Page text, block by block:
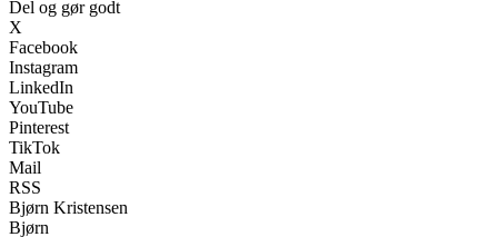
Del og gør godt
X
Facebook
Instagram
LinkedIn
YouTube
Pinterest
TikTok
Mail
RSS
Bjørn Kristensen
Bjørn